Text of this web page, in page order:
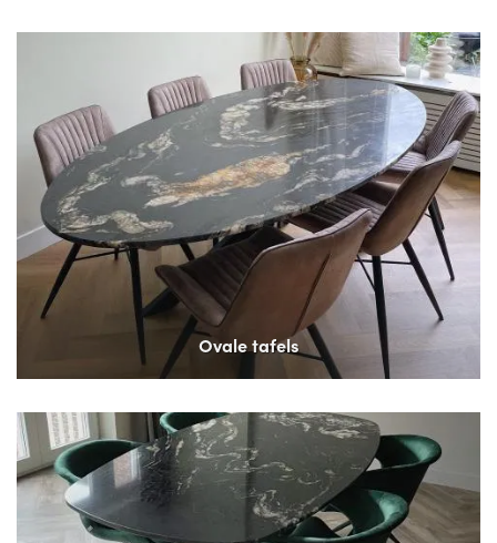
Ovale tafels